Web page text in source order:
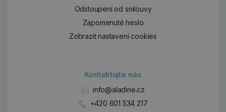
Odstoupení od smlouvy
Zapomenuté heslo
Zobrazit nastavení cookies
Kontaktujte nás
info@aladine.cz
+420 601 534 217